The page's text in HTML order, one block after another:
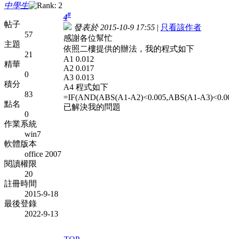
中學生
帖子
57
主題
21
精華
0
積分
83
點名
0
作業系統
win7
軟體版本
office 2007
閱讀權限
20
註冊時間
2015-9-18
最後登錄
2022-9-13
4#
發表於 2015-10-9 17:55 | 只看該作者
感謝各位幫忙
依照二樓提供的辦法，我的程式如下
A1 0.012
A2 0.017
A3 0.013
A4 程式如下
=IF(AND(ABS(A1-A2)<0.005,ABS(A1-
已解決我的問題